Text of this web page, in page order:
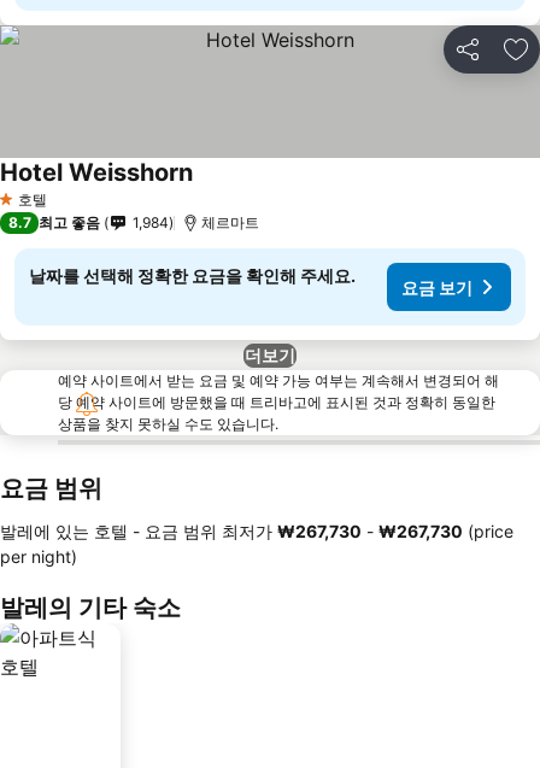
공유 즐
1 성급
호텔
Hotel Weisshorn요금 보기
8.7 최고 좋음 1,984 체르마트
날짜를 선택해 정확한 요금을 확인해 주세요.
요금 보기
더보기
예약 사이트에서 받는 요금 및 예약 가능 여부는 계속해서 변경되어 해
당 예약 사이트에 방문했을 때 트리바고에 표시된 것과 정확히 동일한
상품을 찾지 못하실 수도 있습니다.
요금 범위
발레에 있는 호텔 - 요금 범위 최저가 ‎₩267,730 - ‎₩267,730 (price
per night)
발레의 기타 숙소